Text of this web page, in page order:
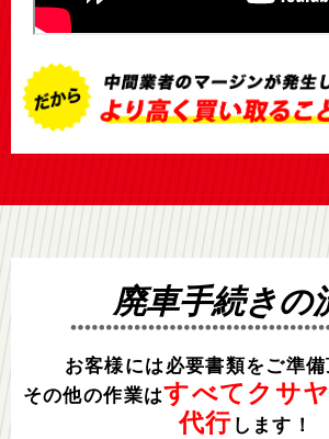
廃車手続きの
お客様には必要書類をご準備
その他の作業はすべてクサ
代行 します！